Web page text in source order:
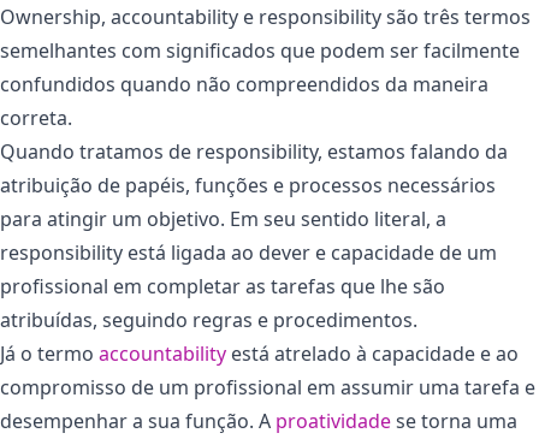
Ownership, accountability e responsibility são três termos
semelhantes com significados que podem ser facilmente
confundidos quando não compreendidos da maneira
correta.
Quando tratamos de responsibility, estamos falando da
atribuição de papéis, funções e processos necessários
para atingir um objetivo. Em seu sentido literal, a
responsibility está ligada ao dever e capacidade de um
profissional em completar as tarefas que lhe são
atribuídas, seguindo regras e procedimentos.
Já o termo accountability está atrelado à capacidade e ao
compromisso de um profissional em assumir uma tarefa e
desempenhar a sua função. A proatividadese torna uma